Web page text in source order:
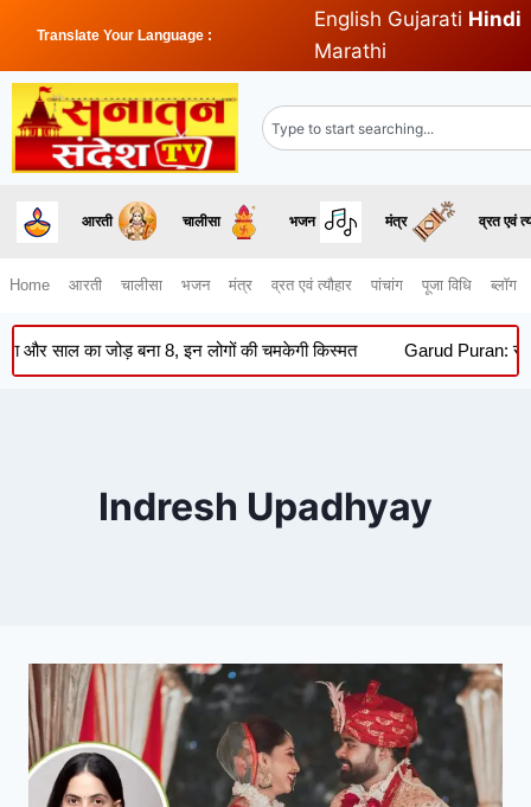
Translate Your Language :
English Gujarati Hindi
Marathi
आरती चालीसा भजन मंत्र व्रत एवं
Home आरती चालीसा भजन मंत्र व्रत एवं त्यौहार पांचांग पूजा विधि ब्लॉग
साल का जोड़ बना 8, इन लोगों की चमकेगी किस्मत Garud Puran:
Indresh Upadhyay